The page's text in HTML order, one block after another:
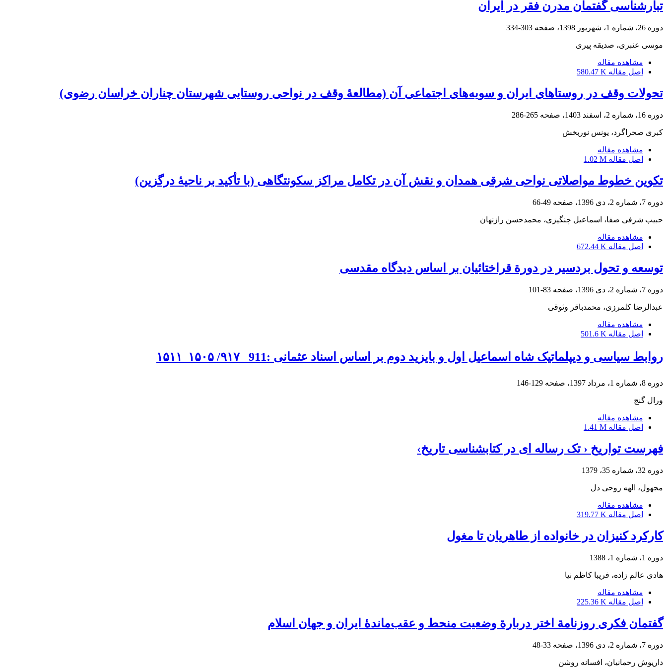
تبارشناسی گفتمان مدرن فقر در ایران
دوره 26، شماره 1، شهریور 1398، صفحه 303-334
موسی عنبری، صدیقه پیری
مشاهده مقاله
اصل مقاله 580.47 K
تحولات وقف در روستاهای ایران و سویه‌های اجتماعی آن (مطالعۀ وقف در نواحی روستایی شهرستان چناران خراسان رضوی)
دوره 16، شماره 2، اسفند 1403، صفحه 265-286
کبری صحراگرد، یونس نوربخش
مشاهده مقاله
اصل مقاله 1.02 M
تکوین خطوط مواصلاتی نواحی شرقی همدان و نقش آن در تکامل مراکز سکونتگاهی (با تأکید بر ناحیۀ درگزین)
دوره 7، شماره 2، دی 1396، صفحه 49-66
حبیب شرفی صفا، اسماعیل چنگیزی، محمدحسن رازنهان
مشاهده مقاله
اصل مقاله 672.44 K
توسعه و تحول بردسیر در دورة قراختائیان بر اساس دیدگاه مقدسی
دوره 7، شماره 2، دی 1396، صفحه 83-101
عبدالرضا کلمرزی، محمدباقر وثوقی
مشاهده مقاله
اصل مقاله 501.6 K
روابط سیاسى و دیپلماتیک شاه اسماعیل اول و بایزید دوم بر اساس اسناد عثمانی :911 _۹۱۷/ ۱۵۰۵_۱۵۱۱
دوره 8، شماره 1، مرداد 1397، صفحه 129-146
ورال گنج
مشاهده مقاله
اصل مقاله 1.41 M
فهرست تواریخ ‹ تک رساله ای در کتابشناسی تاریخ›
دوره 32، شماره 35، 1379
مجهول، الهه روحی دل
مشاهده مقاله
اصل مقاله 319.77 K
کارکرد کنیزان در خانواده از طاهریان تا مغول
دوره 1، شماره 1، 1388
هادی عالم زاده، فریبا کاظم نیا
مشاهده مقاله
اصل مقاله 225.36 K
گفتمان فکری روزنامة اختر دربارة وضعیت منحط و عقب‌ماندۀ ایران و جهان اسلام
دوره 7، شماره 2، دی 1396، صفحه 33-48
داریوش رحمانیان، افسانه روشن